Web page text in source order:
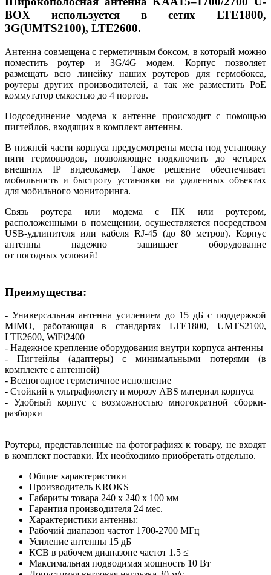
BOX используется в сетях LTE1800,
3G(UMTS2100), LTE2600.
Антенна совмещена с герметичным боксом, в который можно
поместить роутер и 3G/4G модем. Корпус позволяет
размещать всю линейку наших роутеров для гермобокса,
роутеры других производителей, а так же разместить PoE
коммутатор емкостью до 4 портов.
Подсоединение модема к антенне происходит с помощью
пигтейлов, входящих в комплект антенны.
В нижней части корпуса предусмотрены места под установку
пяти гермовводов, позволяющие подключить до четырех
внешних IP видеокамер. Такое решение обеспечивает
мобильность и быстроту установки на удаленных объектах
для мобильного мониторинга.
Связь роутера или модема с ПК или роутером,
расположенными в помещении, осуществляется посредством
USB-удлинителя или кабеля RJ-45 (до 80 метров). Корпус
антенны надежно защищает оборудование
от погодных условий!
Преимущества:
- Универсальная антенна усилением до 15 дБ с поддержкой
MIMO, работающая в стандартах LTE1800, UMTS2100,
LTE2600, WiFi2400
- Надежное крепление оборудования внутри корпуса антенны
- Пигтейлы (адаптеры) с минимальными потерями (в
комплекте с антенной)
- Всепогодное герметичное исполнение
- Стойкий к ультрафиолету и морозу ABS материал корпуса
- Удобный корпус с возможностью многократной сборки-
разборки
Роутеры, представленные на фотографиях к товару, не входят
в комплект поставки. Их необходимо приобретать отдельно.
Общие характеристики
Производитель KROKS
Габариты товара 240 x 240 x 100 мм
Гарантия производителя 24 мес.
Характеристики антенны:
Рабочий диапазон частот 1700-2700 МГц
Усиление антенны 15 дБ
КСВ в рабочем диапазоне частот 1.5 ≤
Максимальная подводимая мощность 10 Вт